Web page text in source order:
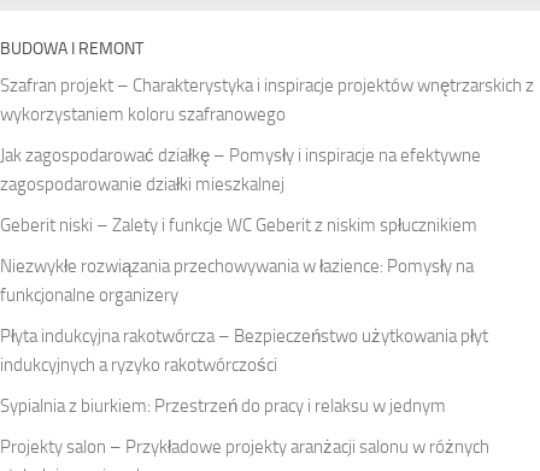
BUDOWA I REMONT
Szafran projekt – Charakterystyka i inspiracje projektów wnętrzarskich z
wykorzystaniem koloru szafranowego
Jak zagospodarować działkę – Pomysły i inspiracje na efektywne
zagospodarowanie działki mieszkalnej
Geberit niski – Zalety i funkcje WC Geberit z niskim spłucznikiem
Niezwykłe rozwiązania przechowywania w łazience: Pomysły na
funkcjonalne organizery
Płyta indukcyjna rakotwórcza – Bezpieczeństwo użytkowania płyt
indukcyjnych a ryzyko rakotwórczości
Sypialnia z biurkiem: Przestrzeń do pracy i relaksu w jednym
Projekty salon – Przykładowe projekty aranżacji salonu w różnych